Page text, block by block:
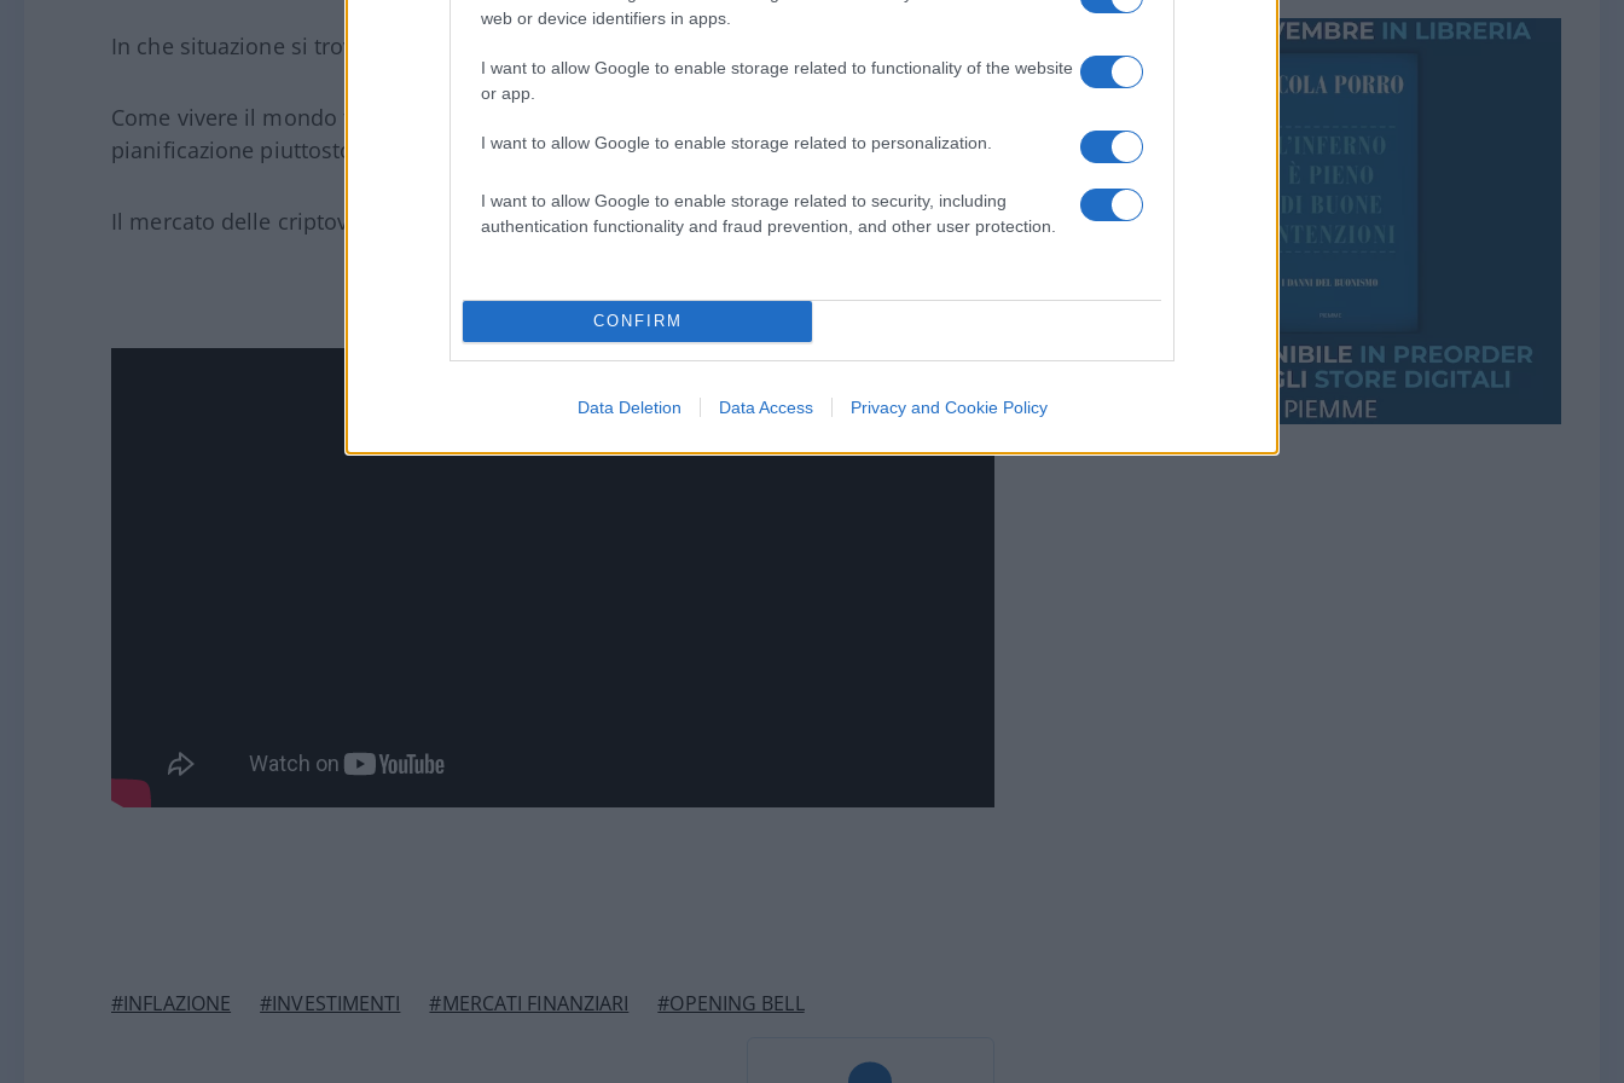
web or device identifiers in apps.
I want to allow Google to enable storage related to functionality of the website
or app.
I want to allow Google to enable storage related to personalization.
I want to allow Google to enable storage related to security, including
authentication functionality and fraud prevention, and other user protection.
CONFIRM
Data Deletion Data Access Privacy and Cookie Policy
In che situazione si trova attualmente la Cina?
Come vivere il mondo finanziario attuale, è arrivato il momento di parlare davvero di
pianificazione piuttosto che di prodotto finanziario?
Il mercato delle criptovalute
#INFLAZIONE #INVESTIMENTI #MERCATI FINANZIARI #OPENING BELL